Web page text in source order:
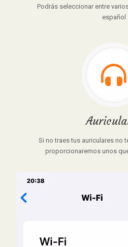
Podrás seleccionar entre
español
Si no traes tus auriculares no
proporcionaremos unos